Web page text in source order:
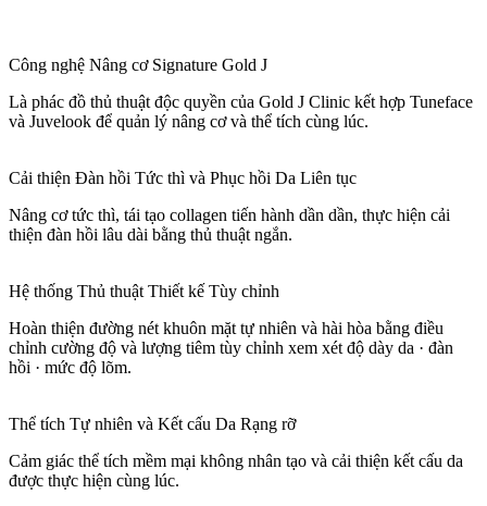
Công nghệ Nâng cơ Signature Gold J
Là phác đồ thủ thuật độc quyền của Gold J Clinic kết hợp Tuneface
và Juvelook để quản lý nâng cơ và thể tích cùng lúc.
Cải thiện Đàn hồi Tức thì và Phục hồi Da Liên tục
Nâng cơ tức thì, tái tạo collagen tiến hành dần dần, thực hiện cải
thiện đàn hồi lâu dài bằng thủ thuật ngắn.
Hệ thống Thủ thuật Thiết kế Tùy chỉnh
Hoàn thiện đường nét khuôn mặt tự nhiên và hài hòa bằng điều
chỉnh cường độ và lượng tiêm tùy chỉnh xem xét độ dày da · đàn
hồi · mức độ lõm.
Thể tích Tự nhiên và Kết cấu Da Rạng rỡ
Cảm giác thể tích mềm mại không nhân tạo và cải thiện kết cấu da
được thực hiện cùng lúc.